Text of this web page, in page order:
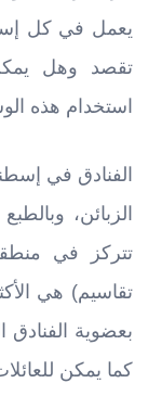
يعمل في كل
تقصد وهل
استخدام هذه
الفنادق في
الزبائن،
تتركز في
تقاسيم) هي
بعضوية الفنادق
كما يمكن